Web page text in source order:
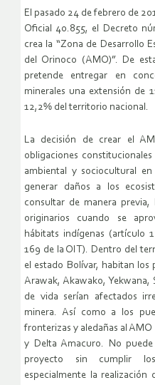
El pasado 24 de febrero de
Oficial 40.855, el Decreto
crea la “Zona de Desarrollo
del Orinoco (AMO)”. De
pretende entregar en
minerales una extensión de
12,2% del territorio nacional.
La decisión de crear el
obligaciones
ambiental y sociocultural
generar daños a los
consultar de manera
originarios cuando se
hábitats indígenas (artículo
169 de la OIT). Dentro del
el estado Bolívar, habitan los
Arawak, Akawako,
de vida serían afectados
minera. Así como a los
fronterizas y aledañas al
y Delta Amacuro. No
proyecto sin cumplir los
especialmente la realización